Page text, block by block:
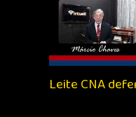
Leite CNA